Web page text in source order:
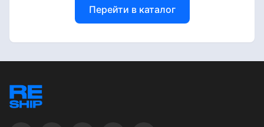
Перейти в каталог